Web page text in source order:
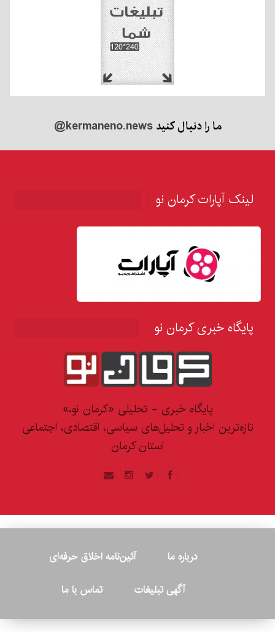
ما را دنبال کنید @kermaneno.news
لینک آپارات کرمان نو
پایگاه خبری کرمان نو
پایگاه خبری - تحلیلی «کرمان نو،»
تازه‌ترین اخبار و تحلیل‌های سیاسی، اقتصادی، اجتماعی
استان کرمان
درباره ما
آئین‌نامه اخلاق حرفه‌ای
آگهی تبلیغات
تماس با ما